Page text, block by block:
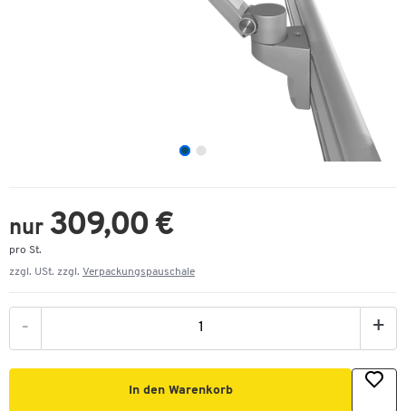
nur 309,00 €
pro St.
zzgl. USt. zzgl. Verpackungspauschale
- +
In den Warenkorb